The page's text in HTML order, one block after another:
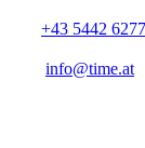
+43 5442
­info@time.at